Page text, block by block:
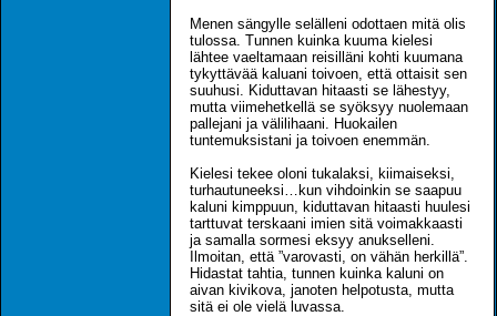
Menen sängylle selälleni odottaen mitä olis
tulossa. Tunnen kuinka kuuma kielesi
lähtee vaeltamaan reisilläni kohti kuumana
tykyttävää kaluani toivoen, että ottaisit sen
suuhusi. Kiduttavan hitaasti se lähestyy,
mutta viimehetkellä se syöksyy nuolemaan
pallejani ja välilihaani. Huokailen
tuntemuksistani ja toivoen enemmän.
Kielesi tekee oloni tukalaksi, kiimaiseksi,
turhautuneeksi…kun vihdoinkin se saapuu
kaluni kimppuun, kiduttavan hitaasti huulesi
tarttuvat terskaani imien sitä voimakkaasti
ja samalla sormesi eksyy anukselleni.
Ilmoitan, että ”varovasti, on vähän herkillä”.
Hidastat tahtia, tunnen kuinka kaluni on
aivan kivikova, janoten helpotusta, mutta
sitä ei ole vielä luvassa.